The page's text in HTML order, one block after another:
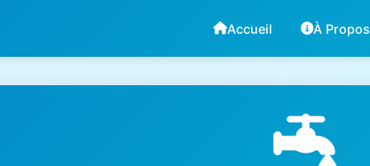
Accueil À Propos